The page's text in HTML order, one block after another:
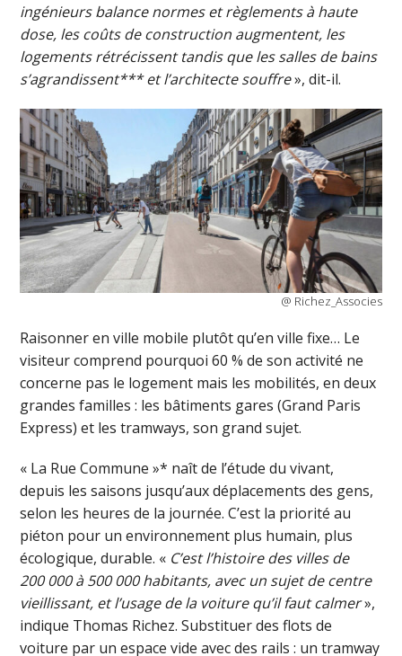
ingénieurs balance normes et règlements à haute
dose, les coûts de construction augmentent, les
logements rétrécissent tandis que les salles de bains
s’agrandissent*** etl’architecte souffre», dit-il.
@ Richez_Associes
Raisonner en ville mobile plutôt qu’en ville fixe… Le
visiteur comprend pourquoi 60 % de son activité ne
concerne pas le logement mais les mobilités, en deux
grandes familles : les bâtiments gares (Grand Paris
Express) et les tramways, son grand sujet.
« La Rue Commune »* naît de l’étude du vivant,
depuis les saisons jusqu’aux déplacements des gens,
selon les heures de la journée. C’est la priorité au
piéton pour un environnement plus humain, plus
écologique, durable. « C’est l’histoire des villes de
200 000 à 500 000 habitants, avec un sujet de centre
vieillissant, et l’usage de la voiture qu’il faut calmer»,
indique Thomas Richez. Substituer des flots de
voiture par un espace vide avec des rails : un tramway